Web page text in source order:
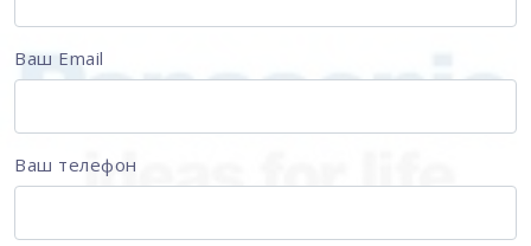
Ваш Email
Ваш телефон